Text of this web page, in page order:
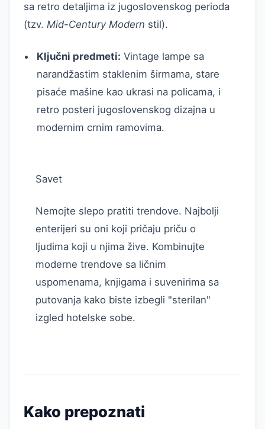
sa retro detaljima iz jugoslovenskog perioda
(tzv. Mid-Century Modern stil).
Ključni predmeti: Vintage lampe sa
narandžastim staklenim širmama, stare
pisaće mašine kao ukrasi na policama, i
retro posteri jugoslovenskog dizajna u
modernim crnim ramovima.
Savet
Nemojte slepo pratiti trendove. Najbolji
enterijeri su oni koji pričaju priču o
ljudima koji u njima žive. Kombinujte
moderne trendove sa ličnim
uspomenama, knjigama i suvenirima sa
putovanja kako biste izbegli "sterilan"
izgled hotelske sobe.
Kako prepoznati